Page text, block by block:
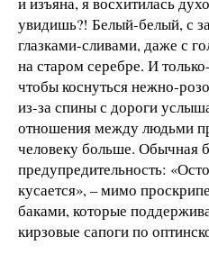
увидишь?! Белый-белый, с
глазками-сливами, даже с
на старом серебре. И
чтобы коснуться нежно-
из-за спины с дороги
отношения между людьми
человеку больше. Обычная
предупредительность:
кусается», – мимо
баками, которые
кирзовые сапоги по